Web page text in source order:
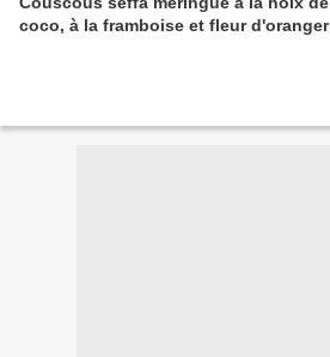
coco, à la framboise et fleur d'oranger